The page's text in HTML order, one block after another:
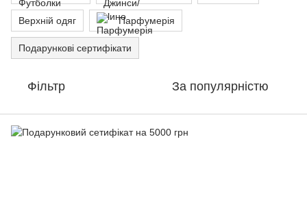
Верхній одяг Парфумерія
Подарункові сертифікати
Фільтр За популярністю